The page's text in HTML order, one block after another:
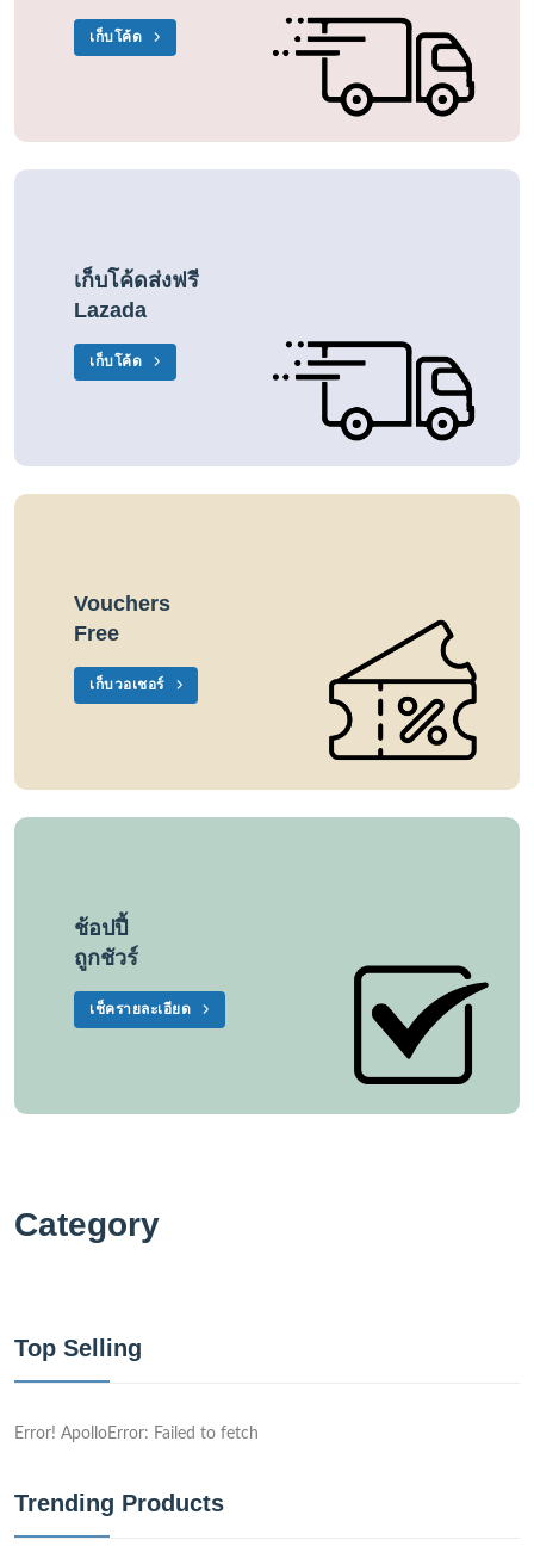
เก็บโค้ด
เก็บโค้ดส่งฟรี
Lazada
เก็บโค้ด
Vouchers
Free
เก็บวอเชอร์
ช้อปปี้
ถูกชัวร์
เช็ครายละเอียด
Category
Top Selling
Error! ApolloError: Failed to fetch
Trending Products